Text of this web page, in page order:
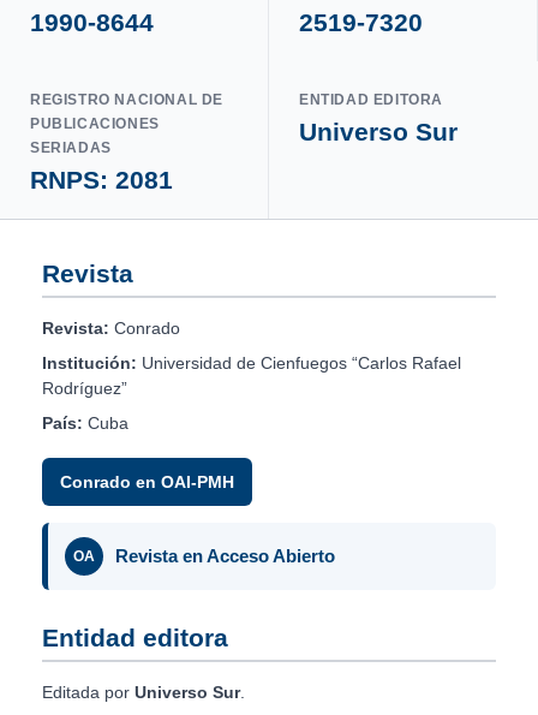
1990-8644 2519-7320
REGISTRO NACIONAL DE
PUBLICACIONES
SERIADAS
RNPS: 2081
ENTIDAD EDITORA
Universo Sur
Revista
Revista: Conrado
Institución: Universidad de Cienfuegos “Carlos Rafael
Rodríguez”
País: Cuba
Conrado en OAI-PMH
OA Revista en Acceso Abierto
Entidad editora
Editada por Universo Sur.